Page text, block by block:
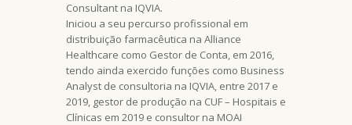
Consultant na IQVIA.
Iniciou a seu percurso profissional em
distribuição farmacêutica na Alliance
Healthcare como Gestor de Conta, em 2016,
tendo ainda exercido funções como Business
Analyst de consultoria na IQVIA, entre 2017 e
2019, gestor de produção na CUF – Hospitais e
Clínicas em 2019 e consultor na MOAI